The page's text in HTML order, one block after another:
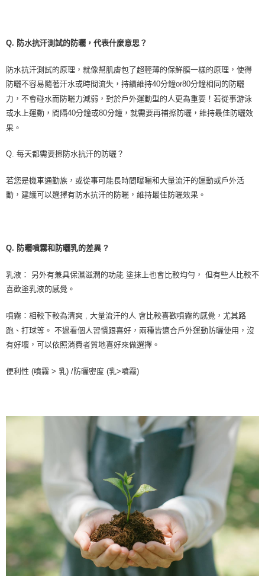
Q. 防水抗汗測試的防曬，代表什麼意思？
防水抗汗測試的原理，就像幫肌膚包了超輕薄的保鮮膜一樣的原理，使得
防曬不容易隨著汗水或時間流失，持續維持40分鐘or80分鐘相同的防曬
力，不會碰水而防曬力減弱，對於戶外運動型的人更為重要！若從事游泳
或水上運動，間隔40分鐘或80分鐘，就需要再補擦防曬，維持最佳防曬效
果。
Q. 每天都需要擦防水抗汗的防曬？
若您是機車通勤族，或從事可能長時間曝曬和大量流汗的運動或戶外活
動，建議可以選擇有防水抗汗的防曬，維持最佳防曬效果。
Q. 防曬噴霧和防曬乳的差異 ?
乳液： 另外有兼具保濕滋潤的功能 塗抹上也會比較均勻， 但有些人比較不
喜歡塗乳液的感覺。
噴霧：相較下較為清爽 大量流汗的人 會比較喜歡噴霧的感覺，尤其路
跑、打球等。 不過看個人習慣跟喜好，兩種皆適合戶外運動防曬使用，沒
有好壞，可以依照消費者質地喜好來做選擇。
便利性 (噴霧 > 乳) /防曬密度 (乳>噴霧)